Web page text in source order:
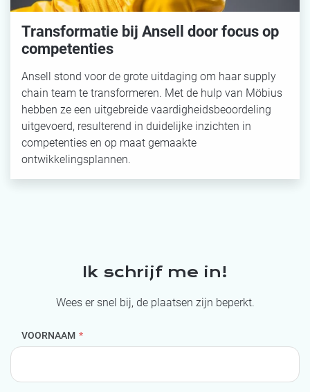
Transformatie bij Ansell door focus op
competenties
Ansell stond voor de grote uitdaging om haar supply
chain team te transformeren. Met de hulp van Möbius
hebben ze een uitgebreide vaardigheidsbeoordeling
uitgevoerd, resulterend in duidelijke inzichten in
competenties en op maat gemaakte
ontwikkelingsplannen.
Ik schrijf me in!
Wees er snel bij, de plaatsen zijn beperkt.
VOORNAAM *